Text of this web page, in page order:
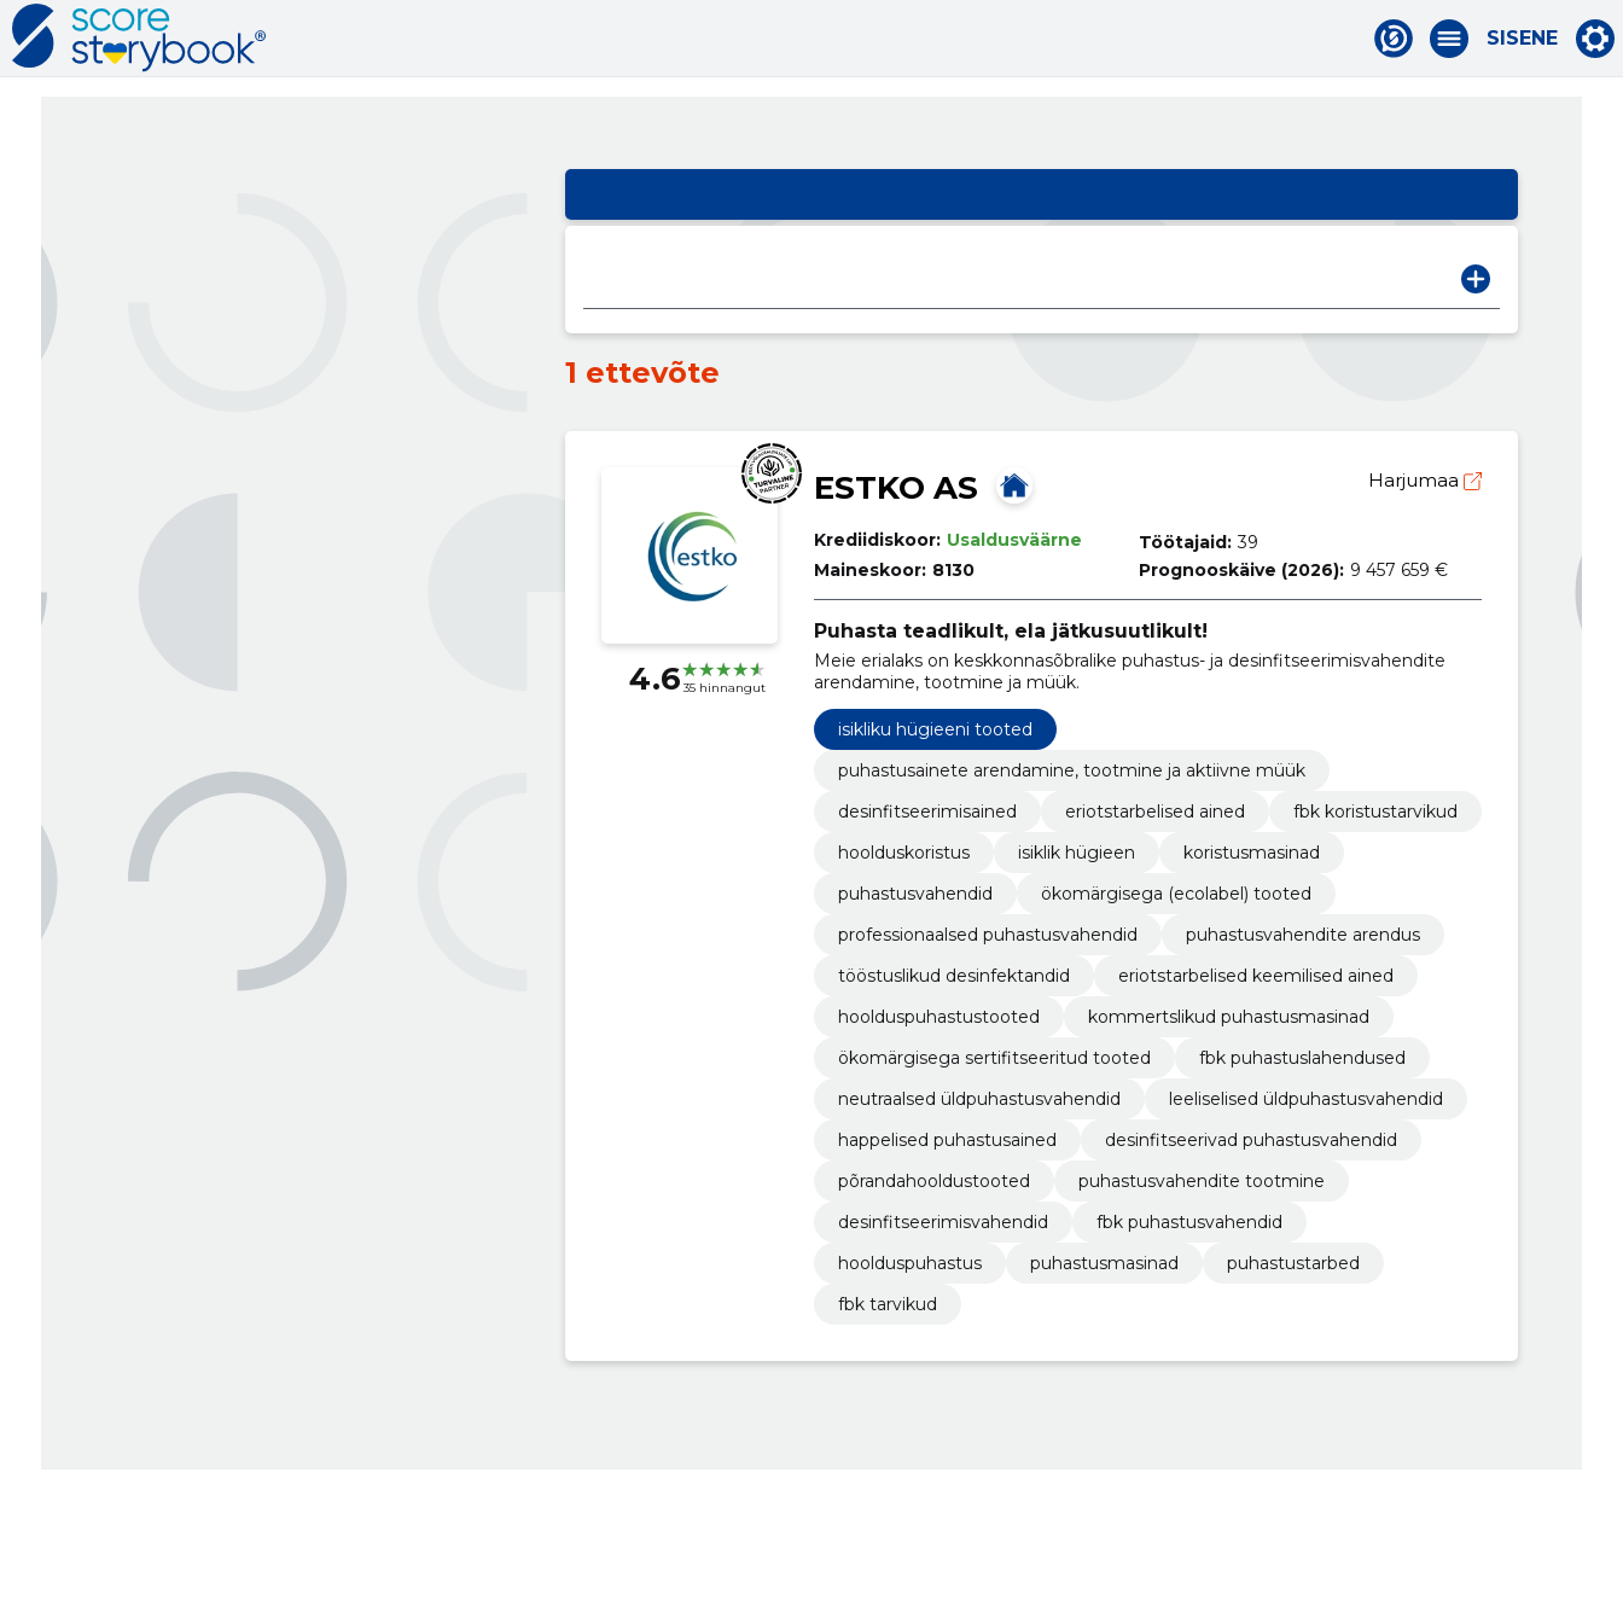
SISENE
1 ettevõte
4.6 35 hinnangut
ESTKO AS Harjumaa
Krediidiskoor: Usaldusväärne
Maineskoor: 8130
Töötajaid: 39
Prognooskäive (2026): 9 457 659 €
Puhasta teadlikult, ela jätkusuutlikult!
Meie erialaks on keskkonnasõbralike puhastus- ja desinfitseerimisvahendite
arendamine, tootmine ja müük.
isikliku hügieeni tooted
puhastusainete arendamine, tootmine ja aktiivne müük
desinfitseerimisained
eriotstarbelised ained
fbk koristustarvikud
hoolduskoristus
isiklik hügieen
koristusmasinad
puhastusvahendid
ökomärgisega (ecolabel) tooted
professionaalsed puhastusvahendid
puhastusvahendite arendus
tööstuslikud desinfektandid
eriotstarbelised keemilised ained
hoolduspuhastustooted
kommertslikud puhastusmasinad
ökomärgisega sertifitseeritud tooted
fbk puhastuslahendused
neutraalsed üldpuhastusvahendid
leeliselised üldpuhastusvahendid
happelised puhastusained
desinfitseerivad puhastusvahendid
põrandahooldustooted
puhastusvahendite tootmine
desinfitseerimisvahendid
fbk puhastusvahendid
hoolduspuhastus
puhastusmasinad
puhastustarbed
fbk tarvikud